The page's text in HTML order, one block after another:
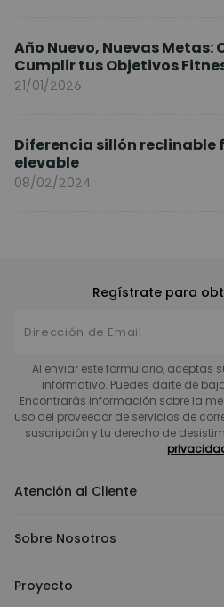
Año Nuevo, Nuevas Metas:
Cumplir tus Objetivos
Entrenando en Casa
21/01/2026
Diferencia sillón reclinable
elevable
08/02/2024
Regístrate para
Al enviar este formulario, aceptas
informativo. Puedes darte de
Encontrarás información sobre la
uso del proveedor de servicios de
suscripción y tu derecho de
Atención al Cliente
Sobre Nosotros
Proyecto